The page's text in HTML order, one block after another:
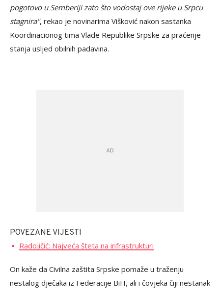
pogotovo u Semberiji zato što vodostaj ove rijeke u Srpcu
stagnira", rekao je novinarima Višković nakon sastanka
Koordinacionog tima Vlade Republike Srpske za praćenje
stanja usljed obilnih padavina.
POVEZANE VIJESTI
Radojičić: Najveća šteta na infrastrukturi
On kaže da Civilna zaštita Srpske pomaže u traženju
nestalog dječaka iz Federacije BiH, ali i čovjeka čiji nestanak